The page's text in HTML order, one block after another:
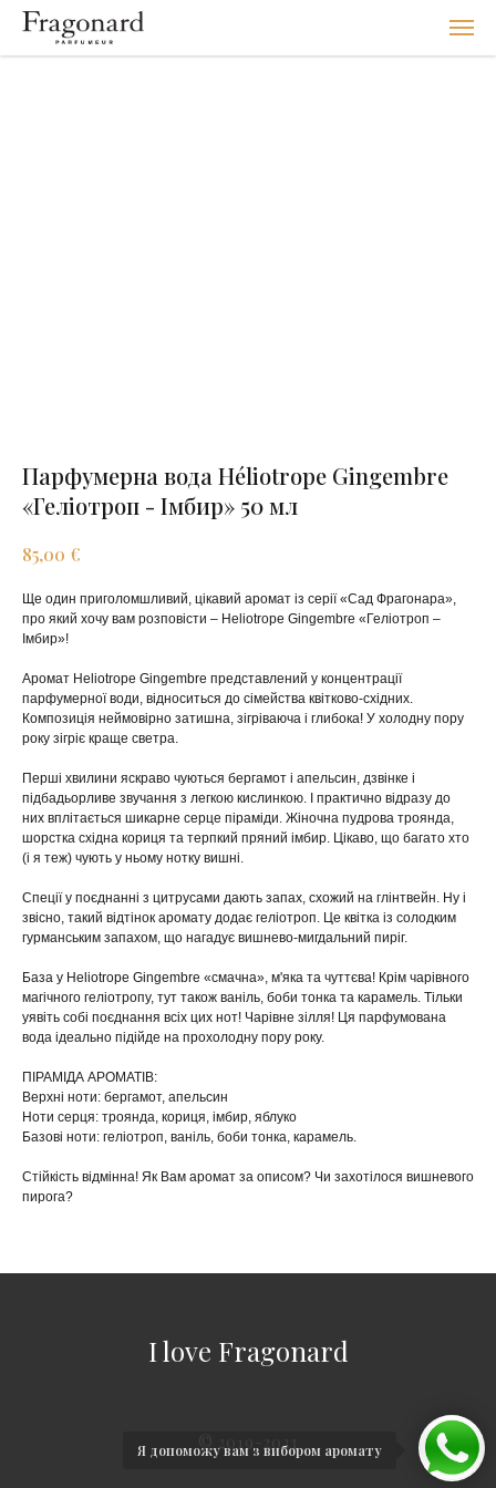
Я допоможу вам з вибором аромату
Парфумерна вода Héliotrope Gingembre
«Геліотроп - Імбир» 50 мл
85,00 €
Ще один приголомшливий, цікавий аромат із серії «Сад Фрагонара»,
про який хочу вам розповісти – Heliotrope Gingembre «Геліотроп –
Імбир»!
Аромат Heliotrope Gingembre представлений у концентрації
парфумерної води, відноситься до сімейства квітково-східних.
Композиція неймовірно затишна, зігріваюча і глибока! У холодну пору
року зігріє краще светра.
Перші хвилини яскраво чуються бергамот і апельсин, дзвінке і
підбадьорливе звучання з легкою кислинкою. І практично відразу до
них вплітається шикарне серце піраміди. Жіночна пудрова троянда,
шорстка східна кориця та терпкий пряний імбир. Цікаво, що багато хто
(і я теж) чують у ньому нотку вишні.
Спеції у поєднанні з цитрусами дають запах, схожий на глінтвейн. Ну і
звісно, ​​такий відтінок аромату додає геліотроп. Це квітка із солодким
гурманським запахом, що нагадує вишнево-мигдальний пиріг.
База у Heliotrope Gingembre «смачна», м'яка та чуттєва! Крім чарівного
магічного геліотропу, тут також ваніль, боби тонка та карамель. Тільки
уявіть собі поєднання всіх цих нот! Чарівне зілля! Ця парфумована
вода ідеально підійде на прохолодну пору року.
ПІРАМІДА АРОМАТІВ:
Верхні ноти: бергамот, апельсин
Ноти серця: троянда, кориця, імбир, яблуко
Базові ноти: геліотроп, ваніль, боби тонка, карамель.
Стійкість відмінна! Як Вам аромат за описом? Чи захотілося вишневого
пирога?
I love Fragonard
© 2019-2023